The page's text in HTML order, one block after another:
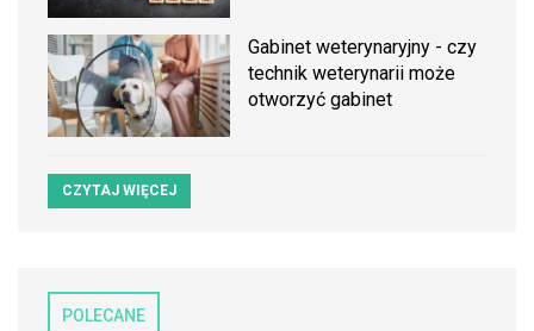
Gabinet weterynaryjny - czy
technik weterynarii może
otworzyć gabinet
CZYTAJ WIĘCEJ
POLECANE